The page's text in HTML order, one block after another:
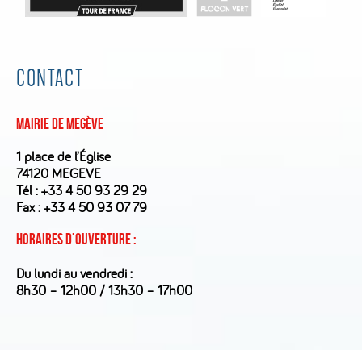
CONTACT
Mairie de Megève
1 place de l’Église
74120 MEGEVE
Tél :+33 4 50 93 29 29
Fax : +33 4 50 93 07 79
Horaires d’ouverture :
Du lundi au vendredi :
8h30 – 12h00 / 13h30 – 17h00